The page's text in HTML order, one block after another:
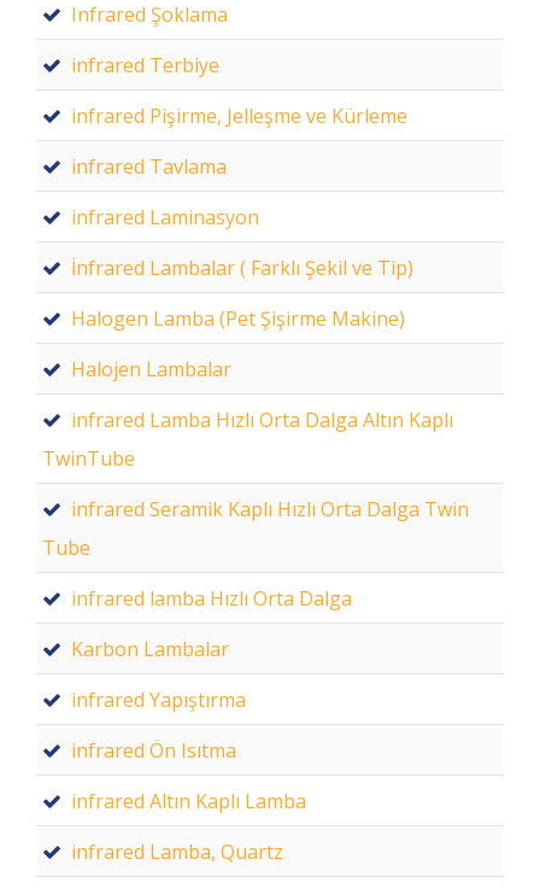
Infrared Şoklama
infrared Terbiye
infrared Pişirme, Jelleşme ve Kürleme
infrared Tavlama
infrared Laminasyon
İnfrared Lambalar ( Farklı Şekil ve Tip)
Halogen Lamba (Pet Şişirme Makine)
Halojen Lambalar
infrared Lamba Hızlı Orta Dalga Altın Kaplı
TwinTube
infrared Seramik Kaplı Hızlı Orta Dalga Twin
Tube
infrared lamba Hızlı Orta Dalga
Karbon Lambalar
infrared Yapıştırma
infrared Ön Isıtma
infrared Altın Kaplı Lamba
infrared Lamba, Quartz